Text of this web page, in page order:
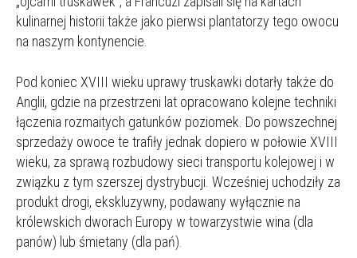
kulinarnej historii także jako pierwsi plantatorzy tego owocu
na naszym kontynencie.
Pod koniec XVIII wieku uprawy truskawki dotarły także do
Anglii, gdzie na przestrzeni lat opracowano kolejne techniki
łączenia rozmaitych gatunków poziomek. Do powszechnej
sprzedaży owoce te trafiły jednak dopiero w połowie XVIII
wieku, za sprawą rozbudowy sieci transportu kolejowej i w
związku z tym szerszej dystrybucji. Wcześniej uchodziły za
produkt drogi, ekskluzywny, podawany wyłącznie na
królewskich dworach Europy w towarzystwie wina (dla
panów) lub śmietany (dla pań).